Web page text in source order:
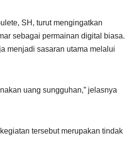
SH, turut mengingatkan
sebagai permainan digital biasa.
menjadi sasaran utama melalui
uang sungguhan,” jelasnya
tersebut merupakan tindak